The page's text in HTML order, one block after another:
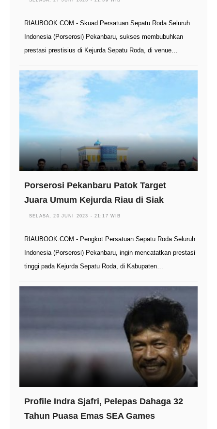
RIAUBOOK.COM - Skuad Persatuan Sepatu Roda Seluruh
Indonesia (Porserosi) Pekanbaru, sukses membubuhkan
prestasi prestisius di Kejurda Sepatu Roda, di venue…
Porserosi Pekanbaru Patok Target
Juara Umum Kejurda Riau di Siak
SELASA, 20 JUNI 2023 - 21:17 WIB
RIAUBOOK.COM - Pengkot Persatuan Sepatu Roda Seluruh
Indonesia (Porserosi) Pekanbaru, ingin mencatatkan prestasi
tinggi pada Kejurda Sepatu Roda, di Kabupaten…
Profile Indra Sjafri, Pelepas Dahaga 32
Tahun Puasa Emas SEA Games